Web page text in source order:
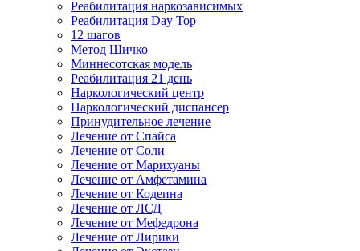
Реабилитация наркозависимых
Реабилитация Day Top
12 шагов
Метод Шичко
Миннесотская модель
Реабилитация 21 день
Наркологический центр
Наркологический диспансер
Принудительное лечение
Лечение от Спайса
Лечение от Соли
Лечение от Марихуаны
Лечение от Амфетамина
Лечение от Кодеина
Лечение от ЛСД
Лечение от Мефедрона
Лечение от Лирики